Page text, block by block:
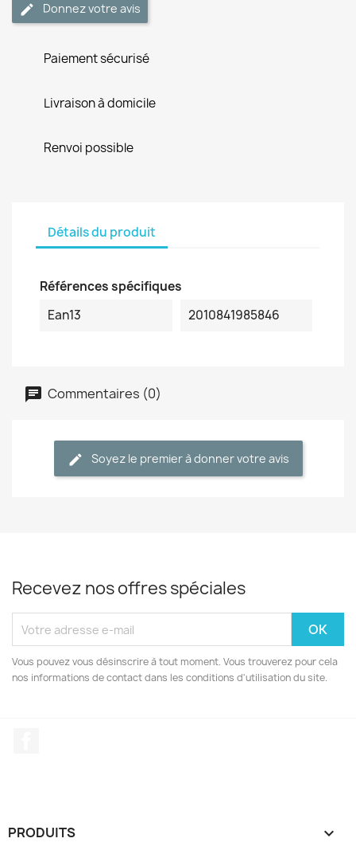
Donnez votre avis
Paiement sécurisé
Livraison à domicile
Renvoi possible
Détails du produit
Références spécifiques
Ean13
2010841985846
Commentaires (0)
Soyez le premier à donner votre avis
Recevez nos offres spéciales
Vous pouvez vous désinscrire à tout moment. Vous trouverez pour cela
nos informations de contact dans les conditions d'utilisation du site.
PRODUITS 